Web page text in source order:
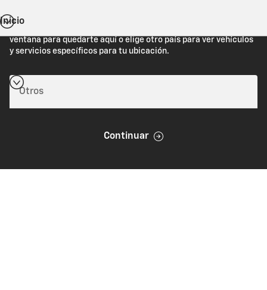
Estás viendo Chevrolet.com (Estados Unidos). Cierra esta
ventana para quedarte aquí o elige otro país para ver vehículos
y servicios específicos para tu ubicación.
Continuar
Inicio